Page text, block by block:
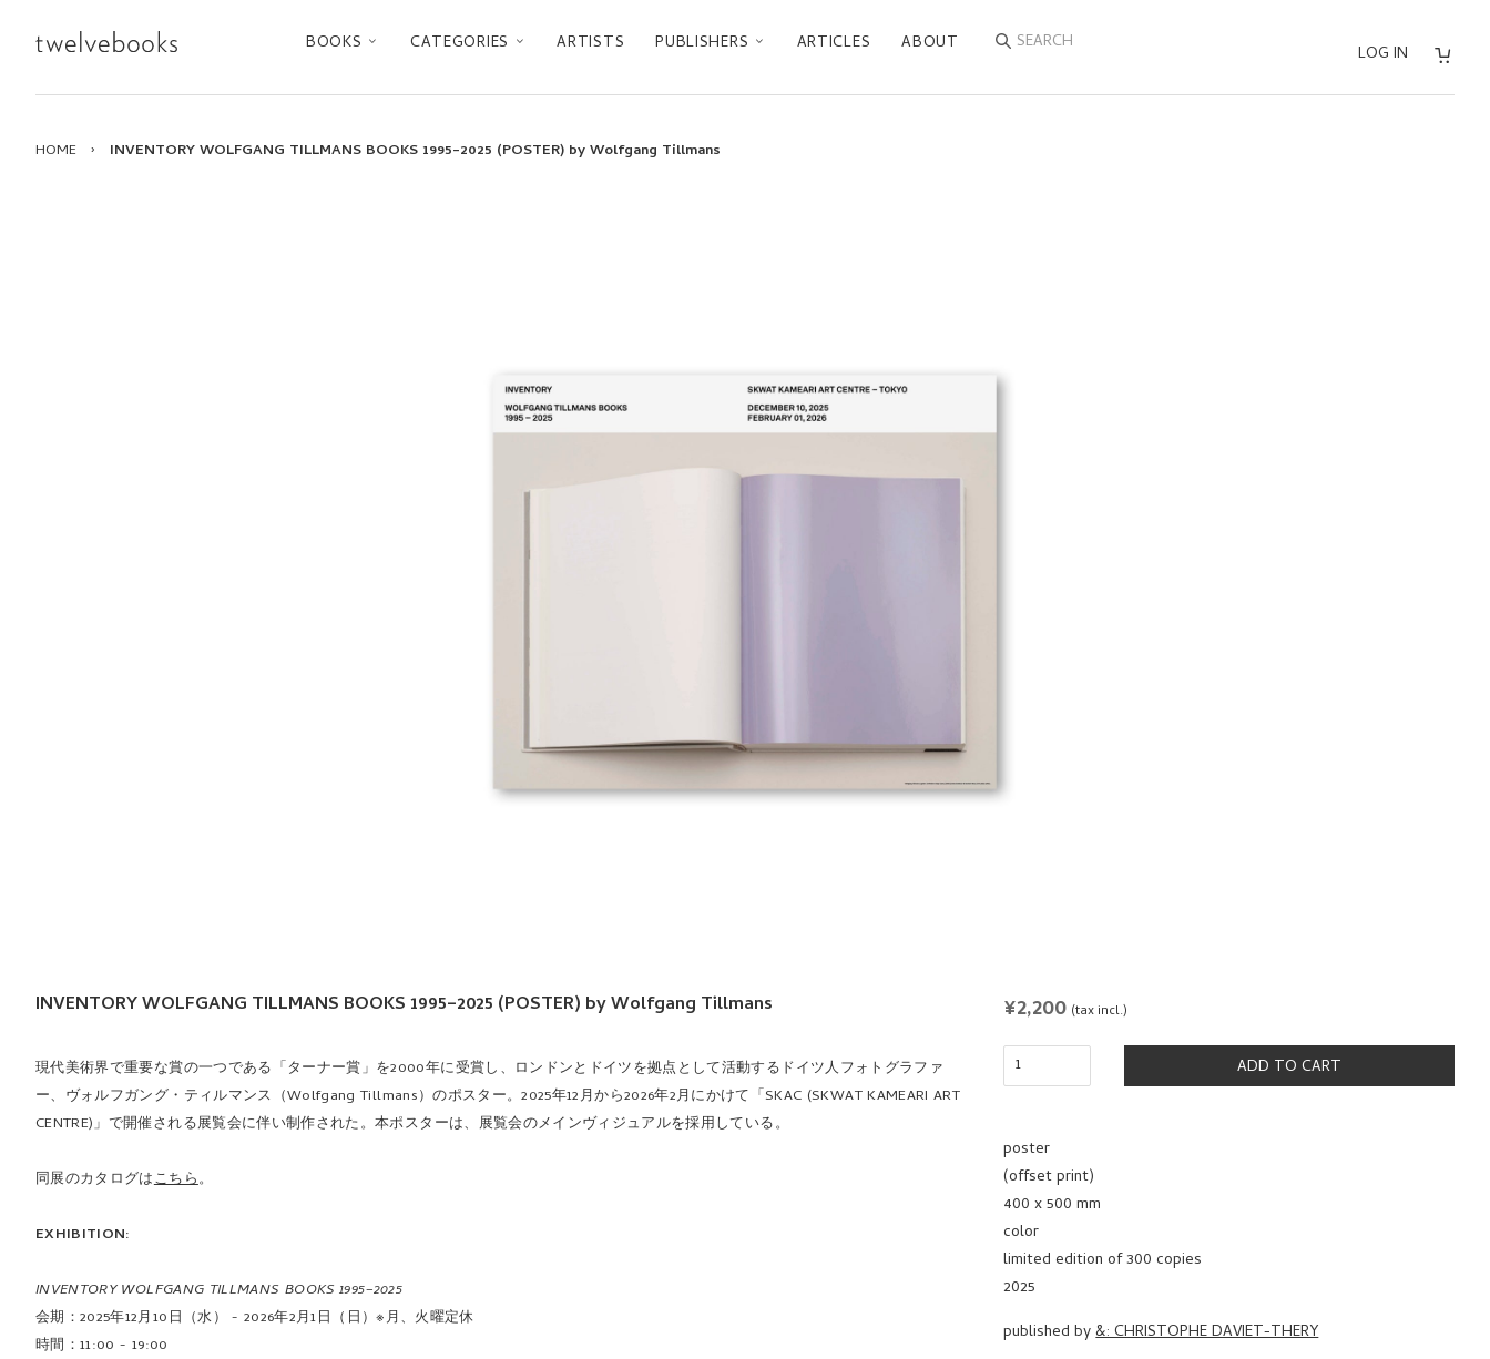
BOOKS CATEGORIES ARTISTS PUBLISHERS ARTICLES ABOUT SEARCH
LOG IN
HOME › INVENTORY WOLFGANG TILLMANS BOOKS 1995–2025 (POSTER) by Wolfgang Tillmans
INVENTORY WOLFGANG TILLMANS BOOKS 1995–2025 (POSTER) by Wolfgang Tillmans
現代美術界で重要な賞の一つである「ターナー賞」を2000年に受賞し、ロンドンとドイツを拠点として活動するドイツ人フォトグラファ
ー、ヴォルフガング・ティルマンス（Wolfgang Tillmans）のポスター。2025年12月から2026年2月にかけて「SKAC (SKWAT KAMEARI ART
CENTRE)」で開催される展覧会に伴い制作された。本ポスターは、展覧会のメインヴィジュアルを採用している。
同展のカタログはこちら。
EXHIBITION:
INVENTORY WOLFGANG TILLMANS BOOKS 1995–2025
会期：2025年12月10日（水） - 2026年2月1日（日）※月、火曜定休
時間：11:00 - 19:00
REGULAR
¥2,200 (tax incl.)
ADD TO CART
poster
(offset print)
400 x 500 mm
color
limited edition of 300 copies
2025
published by&: CHRISTOPHE DAVIET-THERY